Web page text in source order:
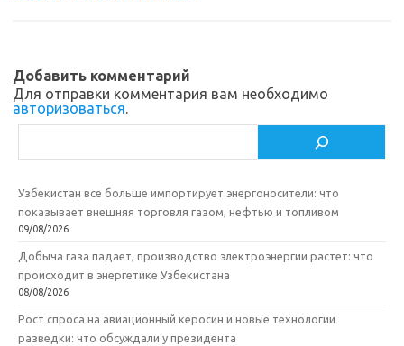
Добавить комментарий
Для отправки комментария вам необходимо
авторизоваться.
Узбекистан все больше импортирует энергоносители: что
показывает внешняя торговля газом, нефтью и топливом
09/08/2026
Добыча газа падает, производство электроэнергии растет: что
происходит в энергетике Узбекистана
08/08/2026
Рост спроса на авиационный керосин и новые технологии
разведки: что обсуждали у президента